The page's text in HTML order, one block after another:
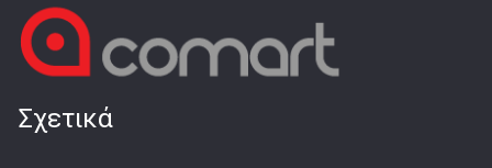
Σχετικά